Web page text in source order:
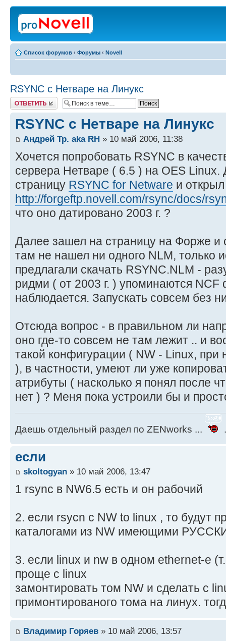
Список форумов ‹ Форумы ‹ Novell
RSYNC с Нетваре на Линукс
Ответить
RSYNC с Нетваре на Линукс
Андрей Тр. aka RH » 10 май 2006, 11:38
Хочется попробовать RSYNC в
сервера Нетваре ( 6.5 ) на OES
страницу RSYNC for Netware и
http://forgeftp.novell.com/rsync/docs/
что оно датировано 2003 г. ?
Далее зашел на страницу на Форже и
там не нашел ни одного NLM, только
предлагали скачать RSYNC.NLM -
ридми ( от 2003 г. ) упоминаются
наблюдается. Запускать совсем без
Отсюда вопрос - в правильном ли
оно где-то совсем не там лежит .. и
такой конфигурации ( NW - Linux, при
), в частности, умеют ли уже
атрибуты ( насколько я понял после
нет ) ? Меня пока устроили бы и
Даешь отдельный раздел по ZENworks ...
если
skoltogyan » 10 май 2006, 13:47
1 rsync в NW6.5 есть и он рабочий
2. если rsycn с NW to linux , то будут
каталогами из NW имеющими
3. если linux и nw в одном ethernet-е
проще с linux
замонтировать том NW и сделать с
примонтированого тома на линух.
Владимир Горяев » 10 май 2006, 13:57